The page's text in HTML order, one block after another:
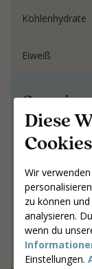
Diese
Cookies
Wir
zu können
analysieren.
wenn du
Einstellungen.
Kohlenhydrate
Eiweiß
die bleiben
Gemeinsam an
die bleiben
Gib deine